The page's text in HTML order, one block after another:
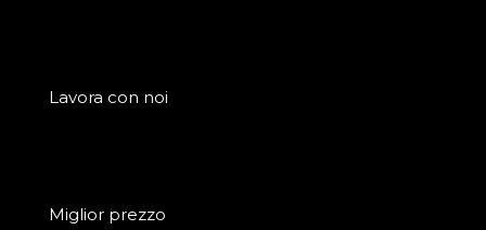
Lavora con noi
Miglior prezzo